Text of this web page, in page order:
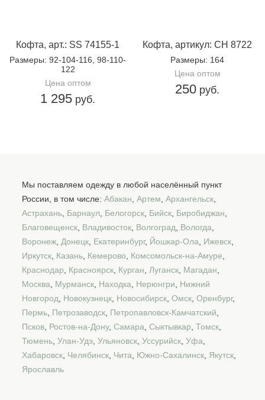
Кофта, арт.: SS 74155-1
Размеры: 92-104-116, 98-110-
122
Цена оптом
1 295 руб.
Кофта, артикул: CH 8722
Размеры: 164
Цена оптом
250 руб.
Мы поставляем одежду в любой населённый пункт
России, в том числе: Абакан Артем Архангельск
Астрахань Барнаул Белогорск Бийск Биробиджан
Благовещенск Владивосток Волгоград Вологда
Воронеж Донецк Екатеринбург, Йошкар-Ола Ижевск
Иркутск Казань Кемерово Комсомольск-на-Амуре
Краснодар
Красноярск Курган Луганск Магадан
Москва
Мурманск Находка Нерюнгри
Нижний
Новгород
Новокузнецк Новосибирск Омск Оренбург,
Пермь Петрозаводск Петропавловск-Камчатский
Псков Ростов-на-Дону, Самара Сыктывкар Томск
Тюмень Улан-Удэ Ульяновск Уссурийск Уфа
Хабаровск Челябинск Чита Южно-Сахалинск Якутск
Ярославль